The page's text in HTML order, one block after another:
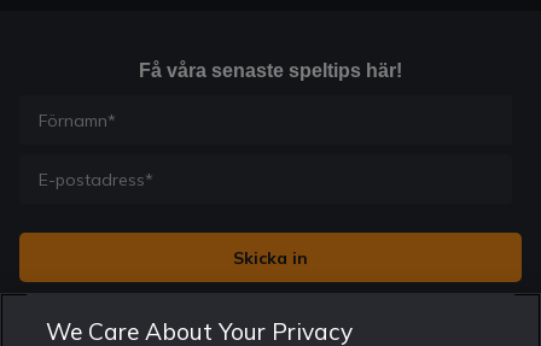
Få våra senaste speltips här!
Jag vill få nyhetsbrev från Rekatochklart och jag är 18+. Regler
och villkor gäller. *
We Care About Your Privacy